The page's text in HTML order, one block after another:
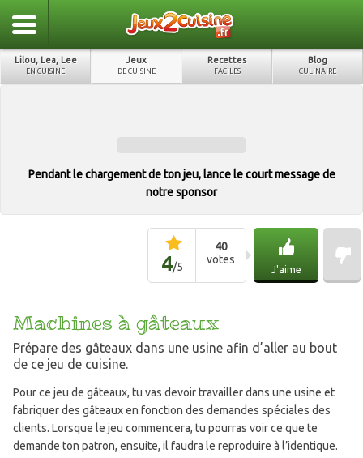
Lilou, Lea, Lee
EN CUISINE
Jeux
DE CUISINE
Recettes
FACILES
Blog
CULINAIRE
Pendant le chargement de ton jeu, lance le court message de
notre sponsor
4/5
40
votes
J'aime
Machines à gâteaux
Prépare des gâteaux dans une usine afin d’aller au bout
de ce jeu de cuisine.
Pour ce jeu de gâteaux, tu vas devoir travailler dans une usine et
fabriquer des gâteaux en fonction des demandes spéciales des
clients. Lorsque le jeu commencera, tu pourras voir ce que te
demande ton patron, ensuite, il faudra le reproduire à l’identique.